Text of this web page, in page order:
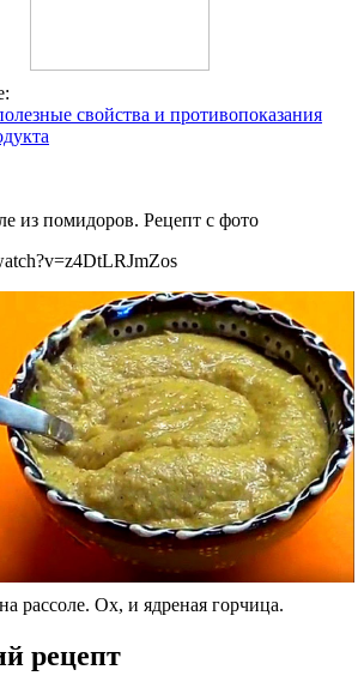
свойства и противопоказания
рассоле. Ох, и ядреная горчица.
рецепт